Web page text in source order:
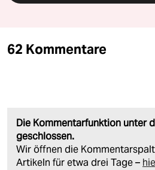
62 Kommentare
Die Kommentarfunktion unter
geschlossen.
Wir öffnen die
Artikeln für etwa drei Tage –